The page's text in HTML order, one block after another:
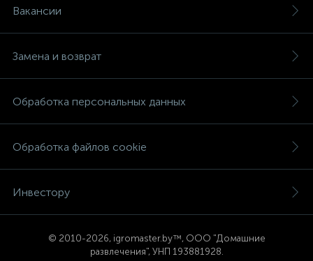
Вакансии
Замена и возврат
Обработка персональных данных
Обработка файлов cookie
Инвестору
© 2010-2026, igromaster.by™, ООО "Домашние
развлечения", УНП 193881928.